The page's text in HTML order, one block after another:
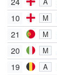
10
M
21
M
20
M
19
A